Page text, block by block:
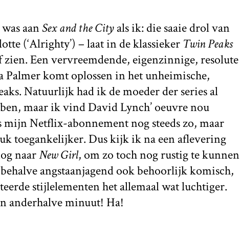
aanSex and the Cityals ik: die saaie drol van
(‘Alrighty’) – laat in de klassieker Twin Peaks
Een vervreemdende, eigenzinnige, resolute
komt oplossen in het unheimische,
Natuurlijk had ik de moeder der series al
maar ik vind David Lynch’ oeuvre nou
mijn Netflix-abonnement nog steeds zo, maar
toegankelijker. Dus kijk ik na een aflevering
naarNew Girl, om zo toch nog rustig te kunnen
angstaanjagend ook behoorlijk komisch,
stijlelementen het allemaal wat luchtiger.
anderhalve minuut! Ha!